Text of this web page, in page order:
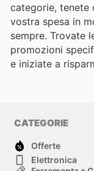
categorie, tenete
vostra spesa in
sempre. Trovate
promozioni
e iniziate a
CATEGORIE
Offerte
Elettronica